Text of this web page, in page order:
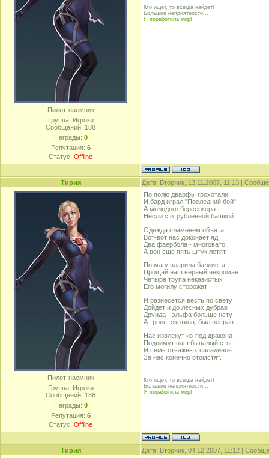
Пилот-наемник
Группа: Игроки
Сообщений: 188
Награды: 0
Репутация: 6
Статус: Offline
Кто ищет, то всегда найдет!
Большие неприятности...
Я поработила мир!
Тирия Дата: Вторник, 13.11.2007, 11:13 |
Пилот-наемник
Группа: Игроки
Сообщений: 188
Награды: 0
Репутация: 6
Статус: Offline
По полю дварфы грохотали
И бард играл "Последний бой"
А молодого берсеркера
Несли с отрубленной башкой
Одежда пламенем объята
Вот-вот нас доконает яд
Два фаербола - многовато
А вон еще пять штук летят
По магу вдарила баллиста
Прощай наш верный некромант
Четыре трупа неказистых
Его могилу сторожат
И разнесется весть по свету
Дойдет и до лесных дубрав
Друида - эльфа больше нету
А троль, скотина, был неправ
Нас извлекут из-под дракона
Поднимут наш бывалый стяг
И семь отважных паладинов
За нас конечно отомстят.
Кто ищет, то всегда найдет!
Большие неприятности...
Я поработила мир!
Тирия Дата: Вторник, 04.12.2007, 11:12 |